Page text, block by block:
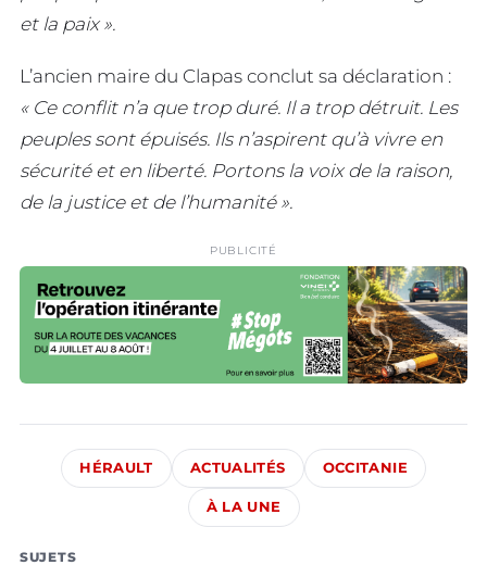
et la paix ».
L’ancien maire du Clapas conclut sa déclaration :
« Ce conflit n’a que trop duré. Il a trop détruit. Les
peuples sont épuisés. Ils n’aspirent qu’à vivre en
sécurité et en liberté. Portons la voix de la raison,
de la justice et de l’humanité ».
PUBLICITÉ
HÉRAULT ACTUALITÉS OCCITANIE
À LA UNE
SUJETS